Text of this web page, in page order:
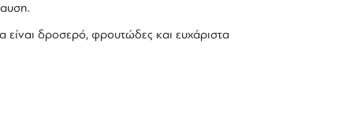
είναι δροσερό, φρουτώδες και ευχάριστα